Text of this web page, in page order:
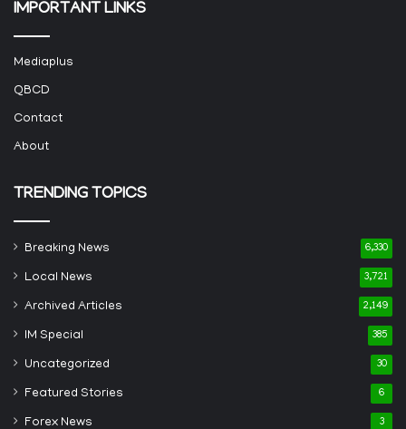
IMPORTANT LINKS
Mediaplus
QBCD
Contact
About
TRENDING TOPICS
Breaking News 6,330
Local News 3,721
Archived Articles 2,149
IM Special 385
Uncategorized 30
Featured Stories 6
Forex News 3